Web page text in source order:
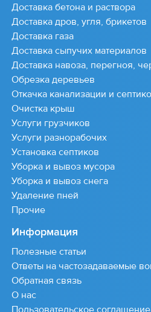
Доставка бетона и раствора
Доставка дров, угля, брикетов
Доставка газа
Доставка сыпучих материалов
Доставка навоза, перегноя,
Обрезка деревьев
Откачка канализации и
Очистка крыш
Услуги грузчиков
Услуги разнорабочих
Установка септиков
Уборка и вывоз мусора
Уборка и вывоз снега
Удаление пней
Прочие
Информация
Полезные статьи
Ответы на частозадаваемые
Обратная связь
О нас
Пользовательское соглашение